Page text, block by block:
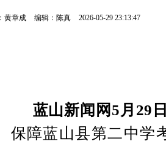
黄章成 编辑：陈真 2026-05-29 23:13:47
蓝山新闻网5月29
保障蓝山县第二中学